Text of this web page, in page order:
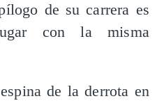
de su carrera es
con la misma
de la derrota en